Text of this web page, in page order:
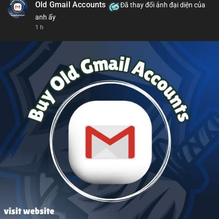
Old Gmail Accounts
Đã thay đổi ảnh đại diện của
anh ấy
1 h